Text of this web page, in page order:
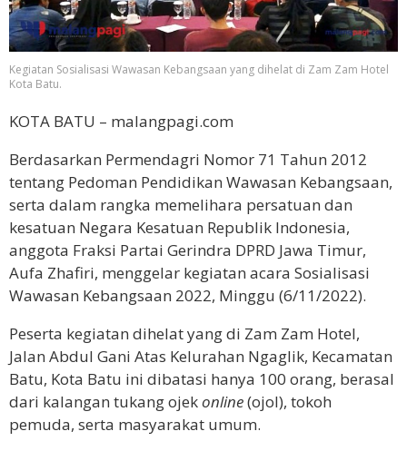
Kegiatan Sosialisasi Wawasan Kebangsaan yang dihelat di Zam Zam Hotel
Kota Batu.
KOTA BATU – malangpagi.com
Berdasarkan Permendagri Nomor 71 Tahun 2012
tentang Pedoman Pendidikan Wawasan Kebangsaan,
serta dalam rangka memelihara persatuan dan
kesatuan Negara Kesatuan Republik Indonesia,
anggota Fraksi Partai Gerindra DPRD Jawa Timur,
Aufa Zhafiri, menggelar kegiatan acara Sosialisasi
Wawasan Kebangsaan 2022, Minggu (6/11/2022).
Peserta kegiatan dihelat yang di Zam Zam Hotel,
Jalan Abdul Gani Atas Kelurahan Ngaglik, Kecamatan
Batu, Kota Batu ini dibatasi hanya 100 orang, berasal
dari kalangan tukang ojekonline(ojol), tokoh
pemuda, serta masyarakat umum.